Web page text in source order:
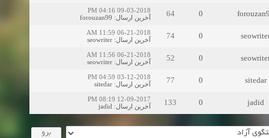
0
64
09-03-2018 04:16 PM
آخرین ارسال:
forouzan99
0
74
06-21-2018 11:59 AM
آخرین ارسال:
seowriter
0
52
06-21-2018 11:56 AM
آخرین ارسال:
seowriter
sitedar
0
77
03-12-2018 04:59 PM
آخرین ارسال:
sitedar
jadid
0
133
12-09-2017 08:19 PM
آخرین ارسال:
jadid